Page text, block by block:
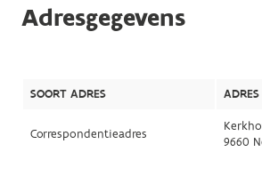
Adresgegevens
SOORT ADRES ADRES
Correspondentieadres
9660